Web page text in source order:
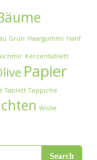
Grün Haargummi Hanf
Kerzentablett
Papier
Tablett Teppiche
Wolle